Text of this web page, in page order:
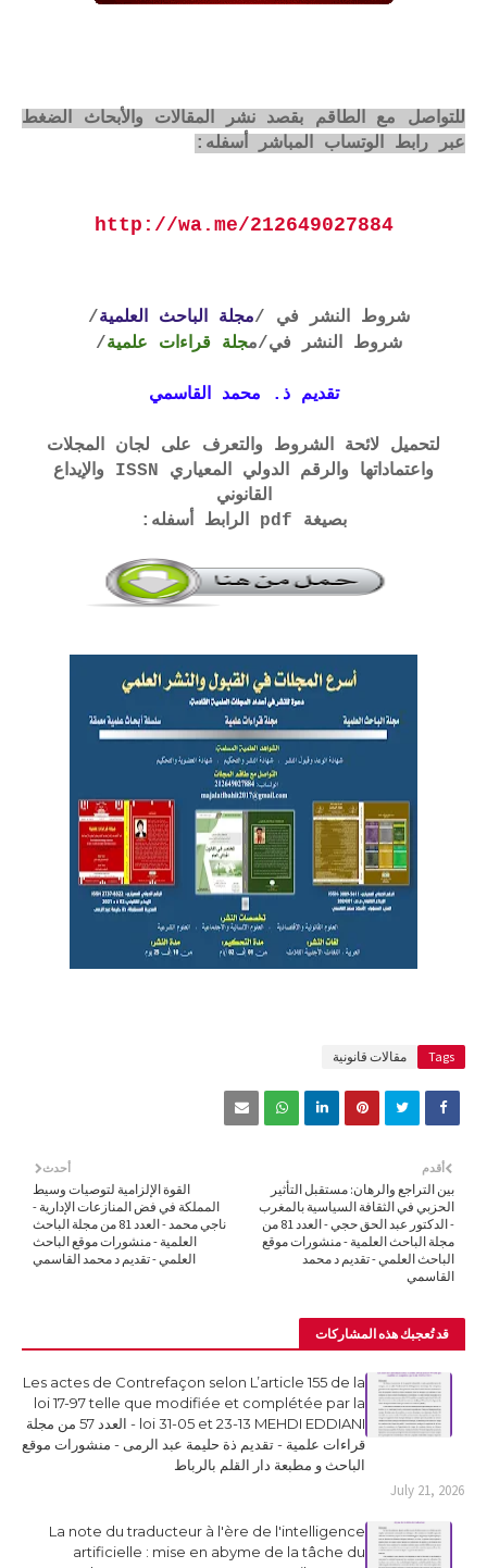
للتواصل مع الطاقم بقصد نشر المقالات والأبحاث الضغط
عبر رابط الوتساب المباشر أسفله:
http://wa.me/212649027884
شروط النشر في /مجلة الباحث العلمية/
شروط النشر في/مجلة قراءات علمية/
تقديم ذ. محمد القاسمي
لتحميل لائحة الشروط والتعرف على لجان المجلات
واعتماداتها والرقم الدولي المعياري ISSN والإيداع
القانوني
بصيغة pdf الرابط أسفله:
Tags مقالات قانونية
أحدث
القوة الإلزامية لتوصيات وسيط
المملكة في فض المنازعات الإدارية -
ناجي محمد - العدد 81 من مجلة الباحث
العلمية - منشورات موقع الباحث
العلمي - تقديم د محمد القاسمي
أقدم
بين التراجع والرهان: مستقبل التأثير
الحزبي في الثقافة السياسية بالمغرب
- الدكتور عبد الحق حجي - العدد 81 من
مجلة الباحث العلمية - منشورات موقع
الباحث العلمي - تقديم د محمد
القاسمي
قد تُعجبك هذه المشاركات
Les actes de Contrefaçon selon L’article 155 de la
loi 17-97 telle que modifiée et complétée par la
loi 31-05 et 23-13 MEHDI EDDIANI - العدد 57 من مجلة
قراءات علمية - تقديم ذة حليمة عبد الرمى - منشورات موقع
الباحث و مطبعة دار القلم بالرباط
July 21, 2026
La note du traducteur à l'ère de l'intelligence
artificielle : mise en abyme de la tâche du